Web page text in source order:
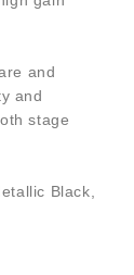
and
and
stage
Black,